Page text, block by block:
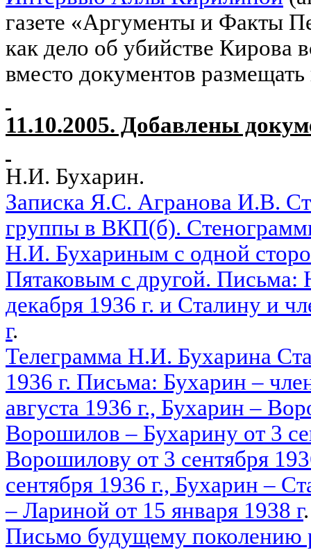
газете «Аргументы и Факты
как дело об убийстве Кирова
вместо документов
11.10.2005. Добавлены
Н.И. Бухарин.
Записка Я.С. Агранова И.В.
группы в ВКП(б).
Н.И. Бухариным с одной
Пятаковым с другой.
декабря 1936 г. и Сталину и
г.
Телеграмма Н.И. Бухарина
1936 г. Письма: Бухарин –
августа 1936 г., Бухарин –
Ворошилов – Бухарину от 3
Ворошилову от 3 сентября
сентября 1936 г., Бухарин –
– Лариной от 15 января 1938 г.
Письмо будущему поколению